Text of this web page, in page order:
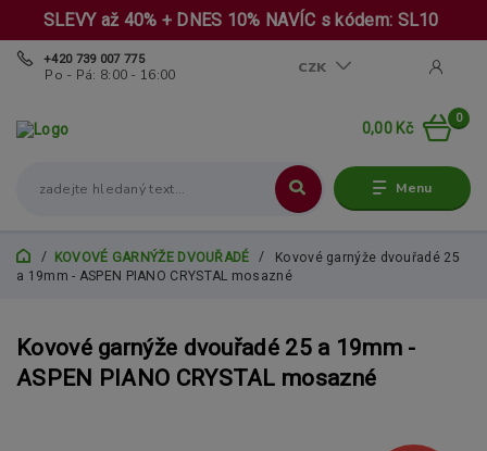
SLEVY až 40% + DNES 10% NAVÍC s kódem: SL10
Menu
CZK
+420 739 007 775
Po - Pá: 8:00 - 16:00
0
0,00 Kč
KOVOVÉ GARNÝŽE DVOUŘADÉ
Kovové garnýže dvouřadé 25
a 19mm - ASPEN PIANO CRYSTAL mosazné
Kovové garnýže dvouřadé 25 a 19mm -
ASPEN PIANO CRYSTAL mosazné